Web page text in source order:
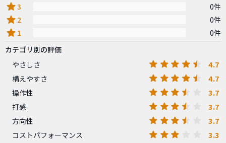
star3 0件
star 2 0件
star 1
0件
カテゴリ別の評価
やさしさ
4.7
構えやすさ 4.7
操作性 3.7
打感 3.7
方向性 3.7
コストパフォーマンス 3.3